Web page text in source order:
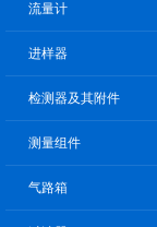
流量计
进样器
检测器及其附件
测量组件
气路箱